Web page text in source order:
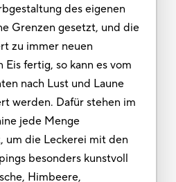
des eigenen
Grenzen gesetzt, und die
zu immer neuen
Eis fertig, so kann es vom
nach Lust und Laune
werden. Dafür stehen im
jede Menge
um die Leckerei mit den
besonders kunstvoll
Himbeere,